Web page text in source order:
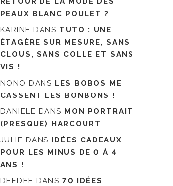
PEAUX BLANC POULET ?
KARINE DANS TUTO : UNE
ÉTAGÈRE SUR MESURE, SANS
CLOUS, SANS COLLE ET SANS
VIS !
NONO DANS LES BOBOS ME
CASSENT LES BONBONS !
DANIELE DANS MON PORTRAIT
(PRESQUE) HARCOURT
JULIE DANS IDÉES CADEAUX
POUR LES MINUS DE 0 À 4
ANS !
DEEDEE DANS 70 IDÉES